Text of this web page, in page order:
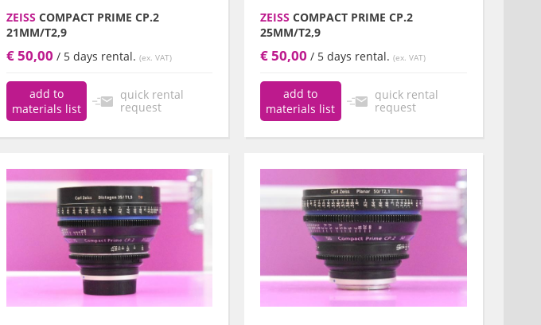
ZEISS COMPACT PRIME CP.2
21MM/T2,9
€ 50,00 / 5 days rental. (ex. VAT)
add to
materials list
quick rental
request
ZEISS COMPACT PRIME CP.2
25MM/T2,9
€ 50,00 / 5 days rental.(ex. VAT)
add to
materials list
quick rental
request